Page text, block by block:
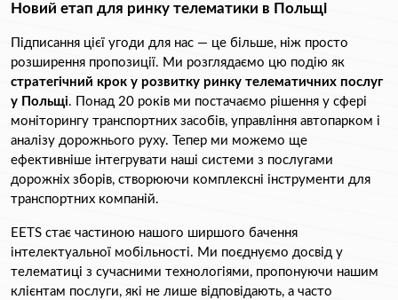
Новий етап для ринку телематики в Польщі
Підписання цієї угоди для нас — це більше, ніж просто
стратегічний крок у розвитку ринку телематичних послуг
у Польщі. Понад 20 років ми постачаємо рішення у сфері
моніторингу транспортних засобів, управління автопарком і
аналізу дорожнього руху. Тепер ми можемо ще
ефективніше інтегрувати наші системи з послугами
дорожніх зборів, створюючи комплексні інструменти для
транспортних компаній.
EETS стає частиною нашого ширшого бачення
інтелектуальної мобільності. Ми поєднуємо досвід у
телематиці з сучасними технологіями, пропонуючи нашим
клієнтам послуги, які не лише відповідають, а часто